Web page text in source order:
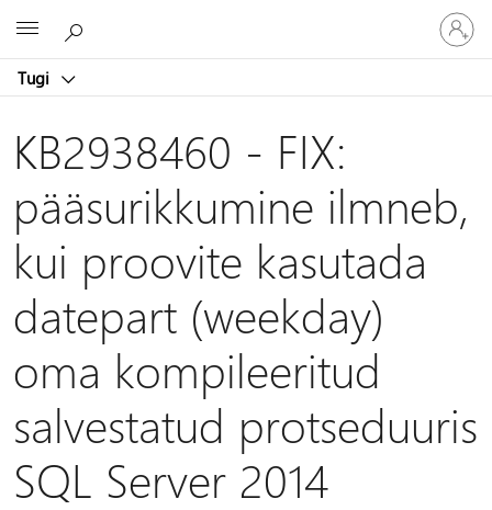
Tugi
Logige
sisse
oma
KB2938460 - FIX:
pääsurikkumine ilmneb,
kui proovite kasutada
datepart (weekday)
oma kompileeritud
salvestatud protseduuris
SQL Server 2014